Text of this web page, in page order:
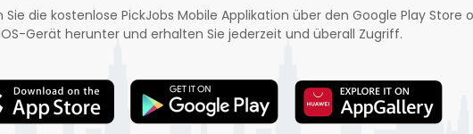
Sie die kostenlose PickJobs Mobile Applikation über den Google Play Store
Gerät herunter und erhalten Sie jederzeit und überall Zugriff.